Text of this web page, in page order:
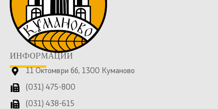
ИНФОРМАЦИИ
11 Октомври бб, 1300 Куманово
(031) 475-800
(031) 438-615